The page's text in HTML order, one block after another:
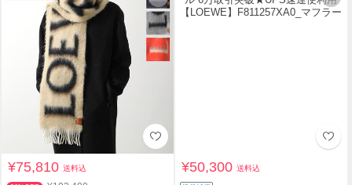
¥75,810送料込 ¥50,300送料込